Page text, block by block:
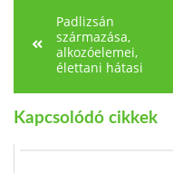
Padlizsán
származása,
alkozóelemei,
élettani hátasi
Kapcsolódó cikkek